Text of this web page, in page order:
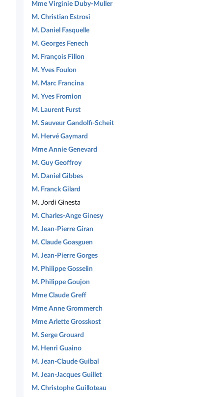
Mme Virginie Duby-Muller
M. Christian Estrosi
M. Daniel Fasquelle
M. Georges Fenech
M. François Fillon
M. Yves Foulon
M. Marc Francina
M. Yves Fromion
M. Laurent Furst
M. Sauveur Gandolfi-Scheit
M. Hervé Gaymard
Mme Annie Genevard
M. Guy Geoffroy
M. Daniel Gibbes
M. Franck Gilard
M. Jordi Ginesta
M. Charles-Ange Ginesy
M. Jean-Pierre Giran
M. Claude Goasguen
M. Jean-Pierre Gorges
M. Philippe Gosselin
M. Philippe Goujon
Mme Claude Greff
Mme Anne Grommerch
Mme Arlette Grosskost
M. Serge Grouard
M. Henri Guaino
M. Jean-Claude Guibal
M. Jean-Jacques Guillet
M. Christophe Guilloteau